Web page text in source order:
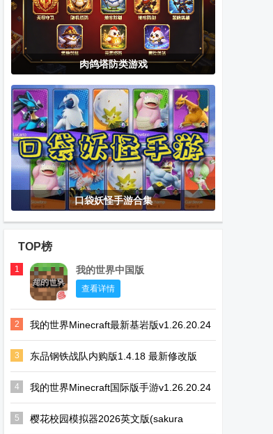
肉鸽塔防类游戏
口袋妖怪手游合集
TOP榜
1 我的世界中国版
查看详情
2
我的世界Minecraft最新基岩版v1.26.20.24
安卓免付费版
3 东品钢铁战队内购版1.4.18 最新修改版
4
我的世界Minecraft国际版手游v1.26.20.24
官方最新版
5
樱花校园模拟器2026英文版(sakura